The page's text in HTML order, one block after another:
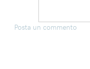
Posta un commento